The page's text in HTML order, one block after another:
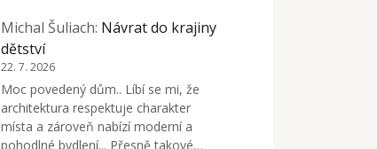
Michal Šuliach: Návrat do krajiny
dětství
22. 7. 2026
Moc povedený dům.. Líbí se mi, že
architektura respektuje charakter
místa a zároveň nabízí moderní a
pohodlné bydlení... Přesně takové…